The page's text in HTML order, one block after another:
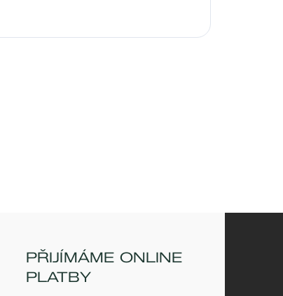
PŘIJÍMÁME ONLINE
PLATBY